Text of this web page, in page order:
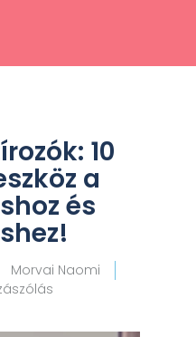
10
a
és
Morvai Naomi